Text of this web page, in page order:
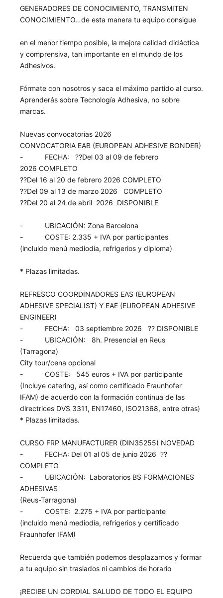
GENERADORES DE CONOCIMIENTO, TRANSMITEN
CONOCIMIENTO…de esta manera tu equipo consigue
en el menor tiempo posible, la mejora calidad didáctica
y comprensiva, tan importante en el mundo de los
Adhesivos.
Fórmate con nosotros y saca el máximo partido al curso.
Aprenderás sobre Tecnología Adhesiva, no sobre
marcas.
Nuevas convocatorias 2026
CONVOCATORIA EAB (EUROPEAN ADHESIVE BONDER)
- FECHA: ??Del 03 al 09 de febrero
2026 COMPLETO
??Del 16 al 20 de febrero 2026 COMPLETO
??Del 09 al 13 de marzo 2026 COMPLETO
??Del 20 al 24 de abril 2026 DISPONIBLE
- UBICACIÓN: Zona Barcelona
- COSTE: 2.335 + IVA por participantes
(incluido menú mediodía, refrigerios y diploma)
* Plazas limitadas.
REFRESCO COORDINADORES EAS (EUROPEAN
ADHESIVE SPECIALIST) Y EAE (EUROPEAN ADHESIVE
ENGINEER)
- FECHA: 03 septiembre 2026 ?? DISPONIBLE
- UBICACIÓN: 8h. Presencial en Reus
(Tarragona)
City tour/cena opcional
- COSTE: 545 euros + IVA por participante
(Incluye catering, así como certificado Fraunhofer
IFAM) de acuerdo con la formación continua de las
directrices DVS 3311, EN17460, ISO21368, entre otras)
* Plazas limitadas.
CURSO FRP MANUFACTURER (DIN35255) NOVEDAD
- FECHA: Del 01 al 05 de junio 2026 ??
COMPLETO
- UBICACIÓN: Laboratorios BS FORMACIONES
ADHESIVAS
(Reus-Tarragona)
- COSTE: 2.275 + IVA por participante
(incluido menú mediodía, refrigerios y certificado
Fraunhofer IFAM)
Recuerda que también podemos desplazarnos y formar
a tu equipo sin traslados ni cambios de horario
¡RECIBE UN CORDIAL SALUDO DE TODO EL EQUIPO